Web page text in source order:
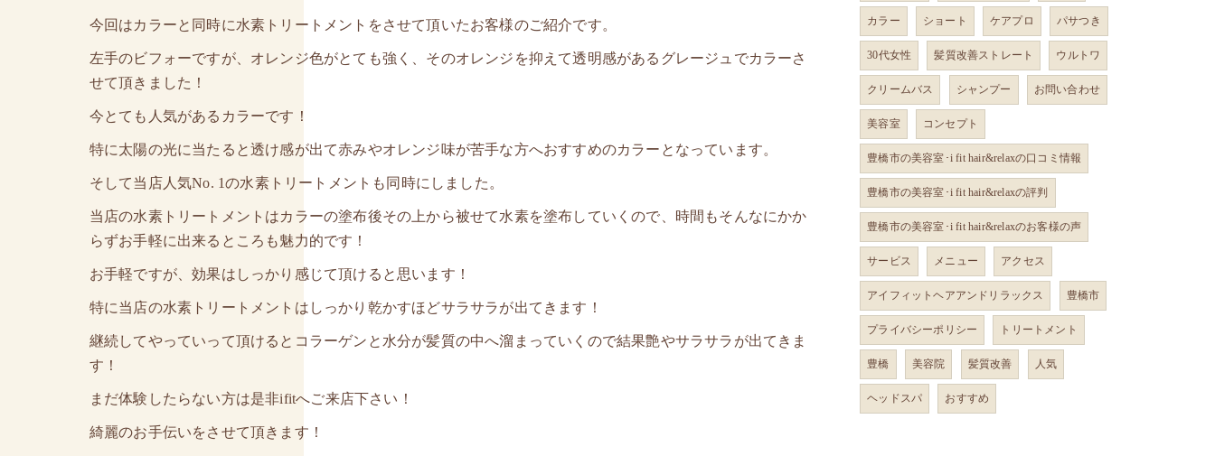
今回はカラーと同時に水素トリートメントをさせて頂いたお客様のご紹介です。
左手のビフォーですが、オレンジ色がとても強く、そのオレンジを抑えて透明感があるグレージュでカラーさ
せて頂きました！
今とても人気があるカラーです！
特に太陽の光に当たると透け感が出て赤みやオレンジ味が苦手な方へおすすめのカラーとなっています。
そして当店人気No. 1の水素トリートメントも同時にしました。
当店の水素トリートメントはカラーの塗布後その上から被せて水素を塗布していくので、時間もそんなにかか
らずお手軽に出来るところも魅力的です！
お手軽ですが、効果はしっかり感じて頂けると思います！
特に当店の水素トリートメントはしっかり乾かすほどサラサラが出てきます！
継続してやっていって頂けるとコラーゲンと水分が髪質の中へ溜まっていくので結果艶やサラサラが出てきま
す！
まだ体験したらない方は是非ifitへご来店下さい！
綺麗のお手伝いをさせて頂きます！
カラー ショート ケアプロ パサつき
30代女性 髪質改善ストレート ウルトワ
クリームバス シャンプー お問い合わせ
美容室 コンセプト
豊橋市の美容室･i fit hair&relaxの口コミ情報
豊橋市の美容室･i fit hair&relaxの評判
豊橋市の美容室･i fit hair&relaxのお客様の声
サービス メニュー アクセス
アイフィットヘアアンドリラックス 豊橋市
プライバシーポリシー トリートメント
豊橋 美容院 髪質改善 人気
ヘッドスパ おすすめ